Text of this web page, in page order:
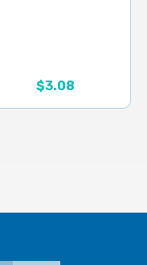
$3.08